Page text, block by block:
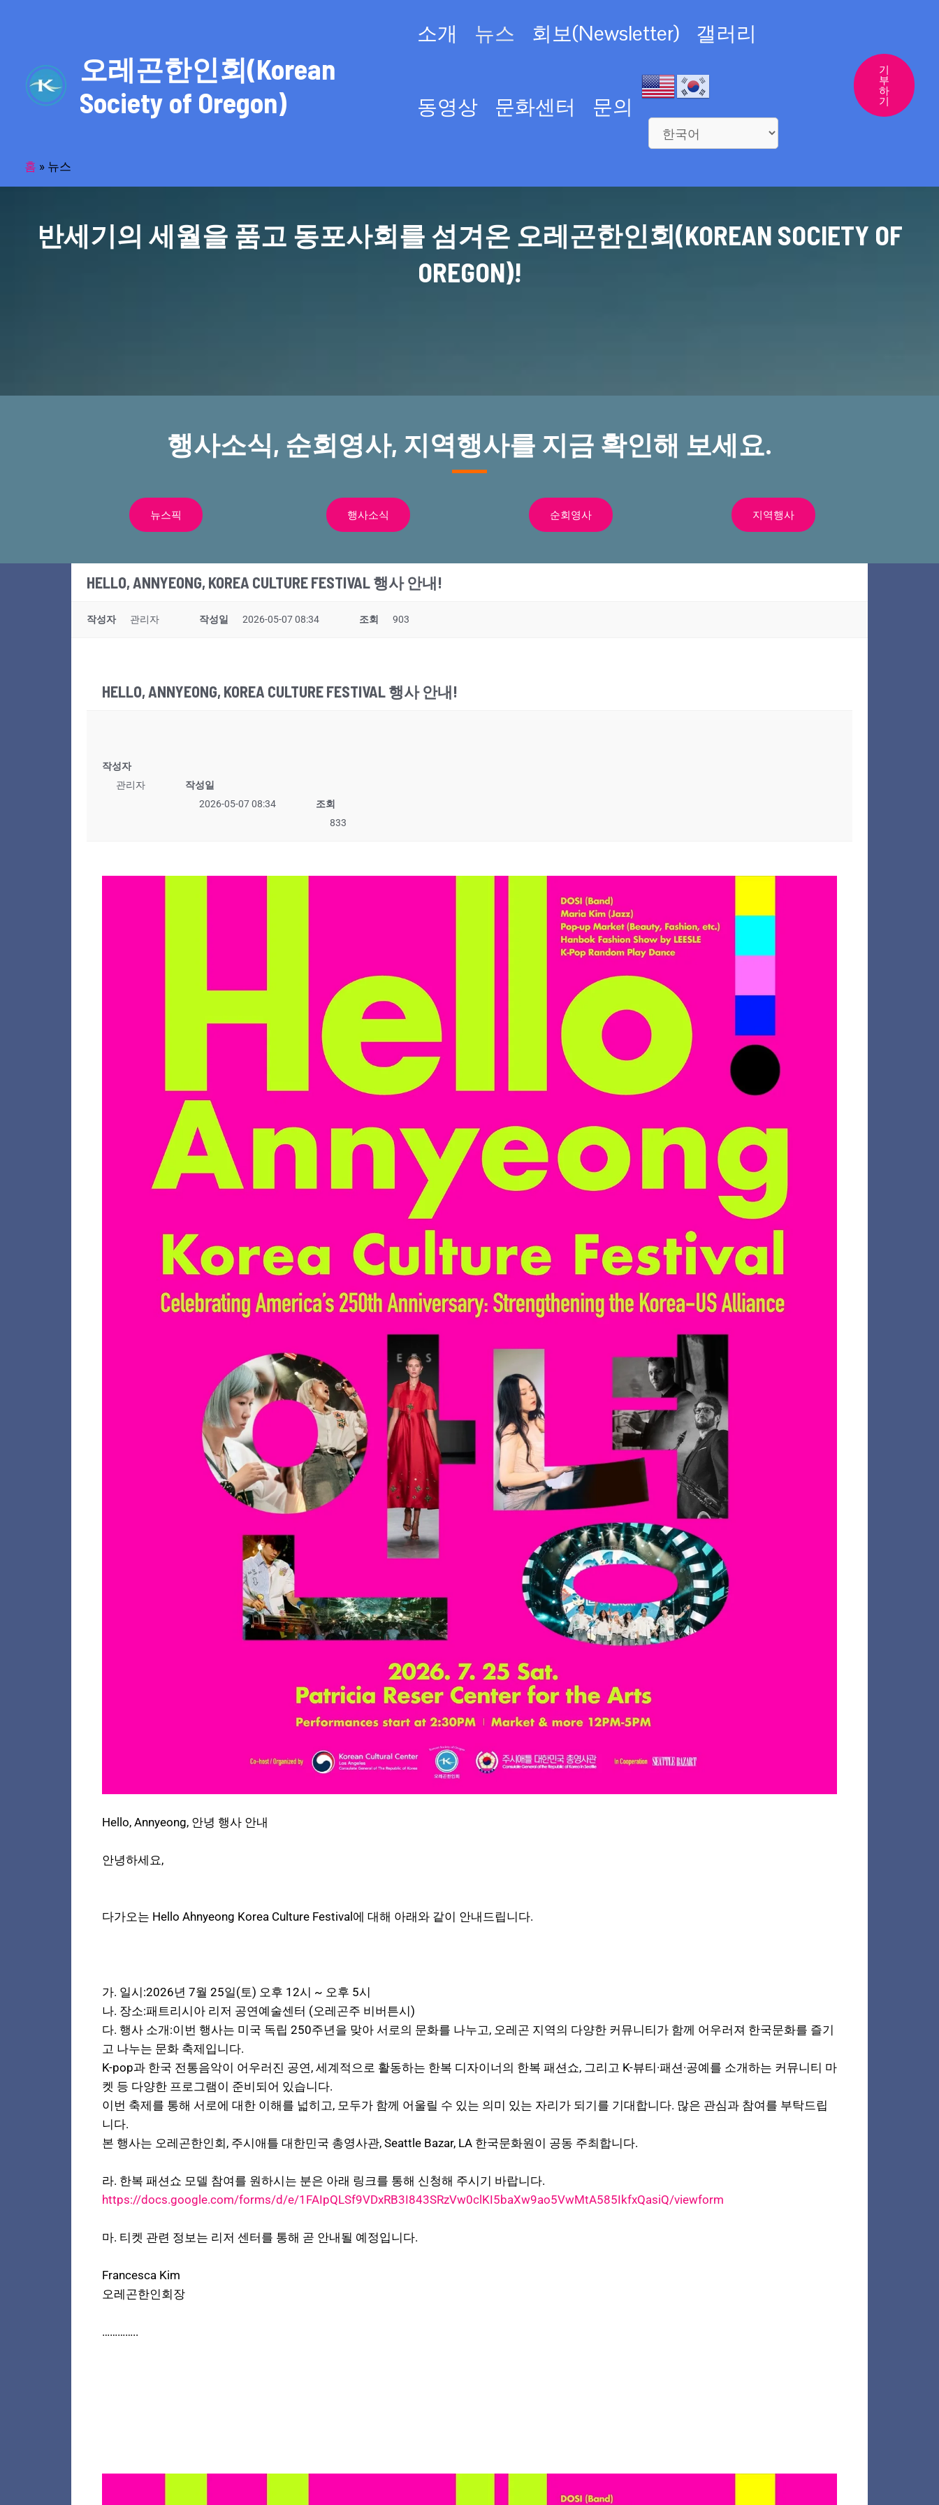
오레곤한인회(Korean
Society of Oregon)
소개 뉴스 회보(Newsletter) 갤러리
동영상 문화센터 문의
기
부
하
기
홈 » 뉴스
반세기의 세월을 품고 동포사회를 섬겨온 오레곤한인회(KOREAN SOCIETY OF
OREGON)!
행사소식, 순회영사, 지역행사를 지금 확인해 보세요.
뉴스픽 행사소식 순회영사 지역행사
HELLO, ANNYEONG, KOREA CULTURE FESTIVAL 행사 안내!
작성자 관리자 작성일 2026-05-07 08:34 조회 903
HELLO, ANNYEONG, KOREA CULTURE FESTIVAL 행사 안내!
작성자
관리자
작성일
2026-05-07 08:34
조회
833
Hello, Annyeong, 안녕 행사 안내
안녕하세요,
다가오는 Hello Ahnyeong Korea Culture Festival에 대해 아래와 같이 안내드립니다.
가. 일시:2026년 7월 25일(토) 오후 12시 ~ 오후 5시
나. 장소:패트리시아 리저 공연예술센터 (오레곤주 비버튼시)
다. 행사 소개:이번 행사는 미국 독립 250주년을 맞아 서로의 문화를 나누고, 오레곤 지역의 다양한 커뮤니티가 함께 어우러져 한국문화를 즐기
고 나누는 문화 축제입니다.
K-pop과 한국 전통음악이 어우러진 공연, 세계적으로 활동하는 한복 디자이너의 한복 패션쇼, 그리고 K-뷰티·패션·공예를 소개하는 커뮤니티 마
켓 등 다양한 프로그램이 준비되어 있습니다.
이번 축제를 통해 서로에 대한 이해를 넓히고, 모두가 함께 어울릴 수 있는 의미 있는 자리가 되기를 기대합니다. 많은 관심과 참여를 부탁드립
니다.
본 행사는 오레곤한인회, 주시애틀 대한민국 총영사관, Seattle Bazar, LA 한국문화원이 공동 주최합니다.
라. 한복 패션쇼 모델 참여를 원하시는 분은 아래 링크를 통해 신청해 주시기 바랍니다.
https://docs.google.com/forms/d/e/1FAIpQLSf9VDxRB3I843SRzVw0clKI5baXw9ao5VwMtA585IkfxQasiQ/viewform
마. 티켓 관련 정보는 리저 센터를 통해 곧 안내될 예정입니다.
Francesca Kim
오레곤한인회장
…………..